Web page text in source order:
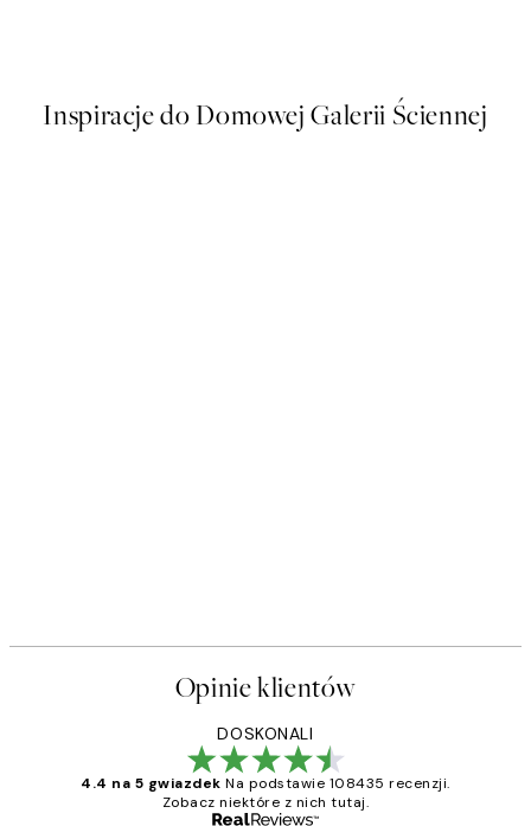
Inspiracje do Domowej Galerii Ściennej
Opinie klientów
DOSKONALI
4.4 na 5 gwiazdek Na podstawie 108435 recenzji.
Zobacz niektóre z nich tutaj.